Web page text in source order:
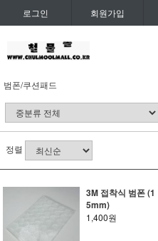
로그인 회원가입
범폰/쿠션패드
정렬
3M 접착식 범폰 (1
5mm)
1,400원